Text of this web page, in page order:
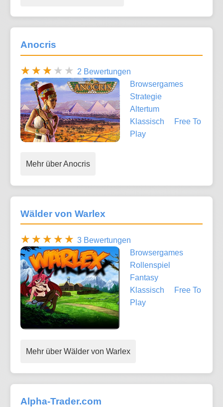
Anocris
2 Bewertungen
Browsergames
Strategie
Altertum
Klassisch
Free To
Play
Mehr über Anocris
Wälder von Warlex
3 Bewertungen
Browsergames
Rollenspiel
Fantasy
Klassisch
Free To
Play
Mehr über Wälder von Warlex
Alpha-Trader.com